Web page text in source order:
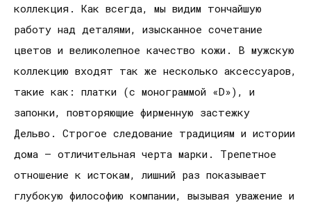
коллекция. Как всегда, мы видим тончайшую
работу над деталями, изысканное сочетание
цветов и великолепное качество кожи. В мужскую
коллекцию входят так же несколько аксессуаров,
такие как: платки (с монограммой «D»), и
запонки, повторяющие фирменную застежку
Дельво. Строгое следование традициям и истории
дома – отличительная черта марки. Трепетное
отношение к истокам, лишний раз показывает
глубокую философию компании, вызывая уважение и